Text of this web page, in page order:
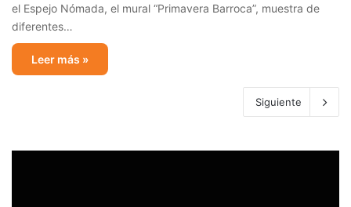
el Espejo Nómada, el mural “Primavera Barroca”, muestra de
diferentes…
Leer más »
Siguiente